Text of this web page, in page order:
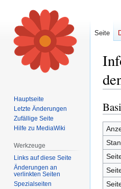
Zur
Zur
Seite
Hauptseite
Letzte Änderungen
Zufällige Seite
Hilfe zu MediaWiki
Werkzeuge
Links auf diese Seite
Änderungen an
verlinkten Seiten
Spezialseiten